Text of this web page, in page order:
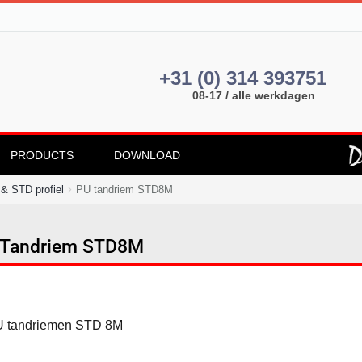
+31 (0) 314 393751
08-17 / alle werkdagen
PRODUCTS DOWNLOAD
STD profiel PU tandriem STD8M
STD8M